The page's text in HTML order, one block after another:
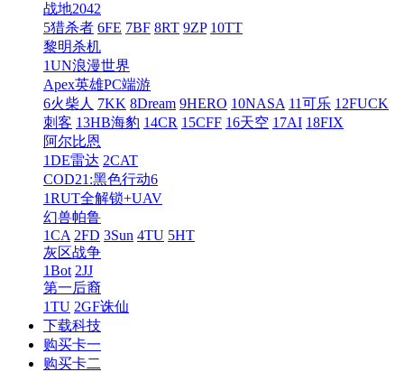
战地2042
5猎杀者 6FE 7BF 8RT 9ZP 10TT
黎明杀机
1UN浪漫世界
Apex英雄PC端游
6火柴人 7KK 8Dream 9HERO 10NASA 11可乐 12FUCK
刺客 13HB海豹 14CR 15CFF 16天空 17AI 18FIX
阿尔比恩
1DE雷达 2CAT
COD21:黑色行动6
1RUT全解锁+UAV
幻兽帕鲁
1CA 2FD 3Sun 4TU 5HT
灰区战争
1Bot 2JJ
第一后裔
1TU 2GF诛仙
下载科技
购买卡一
购买卡二